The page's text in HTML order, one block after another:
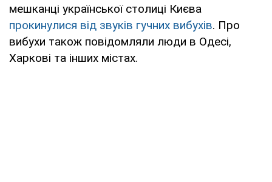
мешканці української столиці Києва
прокинулися від звуків гучних вибухів. Про
вибухи також повідомляли люди в Одесі,
Харкові та інших містах.